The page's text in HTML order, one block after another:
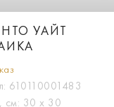
УАЙТ
610110001483
см: 30 х 30